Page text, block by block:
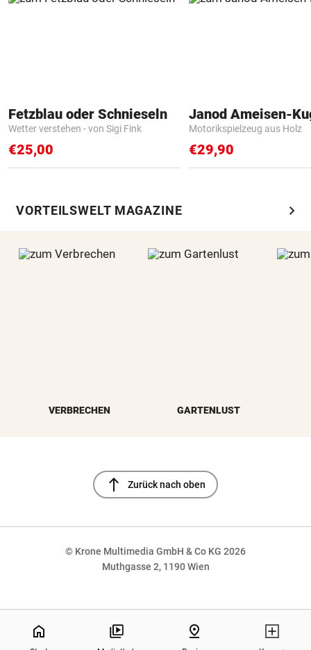
Fetzblau oder Schnieseln
Wetter verstehen - von Sigi Fink
€25,00
Janod Ameisen-
Motorikspielzeug aus Holz
€29,90
VORTEILSWELT MAGAZINE chevron_right
VERBRECHEN GARTENLUST
north Zurück nach oben
© Krone Multimedia GmbH & Co KG 2026
Muthgasse 2, 1190 Wien
home pin_drop
NaN%